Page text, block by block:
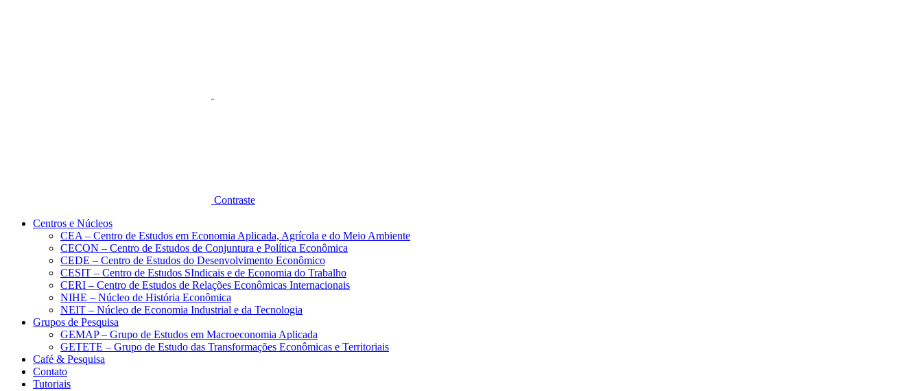
Contraste
Centros e Núcleos
CEA – Centro de Estudos em Economia Aplicada, Agrícola e do Meio Ambiente
CECON – Centro de Estudos de Conjuntura e Política Econômica
CEDE – Centro de Estudos do Desenvolvimento Econômico
CESIT – Centro de Estudos SIndicais e de Economia do Trabalho
CERI – Centro de Estudos de Relações Econômicas Internacionais
NIHE – Núcleo de História Econômica
NEIT – Núcleo de Economia Industrial e da Tecnologia
Grupos de Pesquisa
GEMAP – Grupo de Estudos em Macroeconomia Aplicada
GETETE – Grupo de Estudo das Transformações Econômicas e Territoriais
Café & Pesquisa
Contato
Tutoriais